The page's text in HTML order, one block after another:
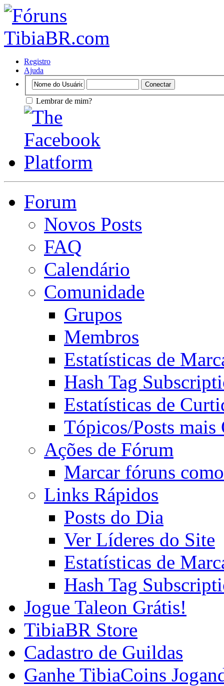
Registro
Ajuda
Lembrar de mim?
Forum
Novos Posts
FAQ
Calendário
Comunidade
Grupos
Membros
Estatísticas de
Hash Tag
Estatísticas de
Tópicos/Posts mais
Ações de Fórum
Marcar fóruns
Links Rápidos
Posts do Dia
Ver Líderes do Site
Estatísticas de
Hash Tag
Jogue Taleon Grátis!
TibiaBR Store
Cadastro de Guildas
Ganhe TibiaCoins